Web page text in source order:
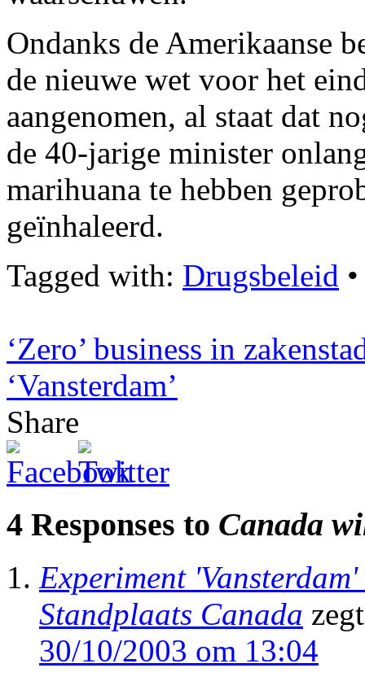
Ondanks de Amerikaanse
de nieuwe wet voor het
aangenomen, al staat dat
de 40-jarige minister
marihuana te hebben
geïnhaleerd.
Tagged with: Drugsbeleid
‘Zero’ business in
‘Vansterdam’
Share
4 Responses to Canada
Experiment
Standplaats Canada
30/10/2003 om 13:04